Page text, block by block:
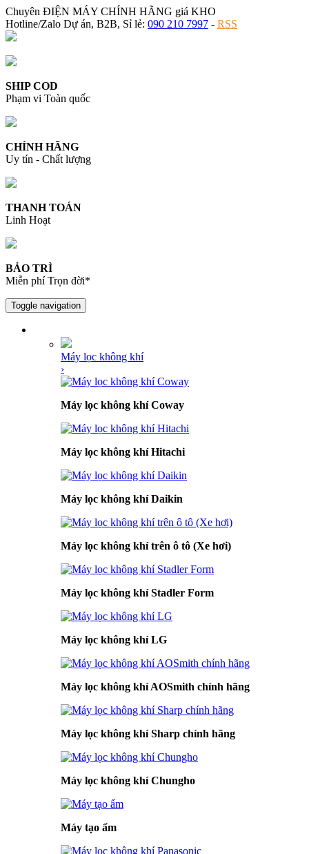
Chuyên ĐIỆN MÁY CHÍNH HÃNG giá KHO
Hotline/Zalo Dự án, B2B, Sỉ lẻ: 090 210 7997 - RSS
SHIP COD
Phạm vi Toàn quốc
CHÍNH HÃNG
Uy tín - Chất lượng
THANH TOÁN
Linh Hoạt
BẢO TRÌ
Miễn phí Trọn đời*
Toggle navigation
Máy lọc không khí
›
Máy lọc không khí Coway
Máy lọc không khí Hitachi
Máy lọc không khí Daikin
Máy lọc không khí trên ô tô (Xe hơi)
Máy lọc không khí Stadler Form
Máy lọc không khí LG
Máy lọc không khí AOSmith chính hãng
Máy lọc không khí Sharp chính hãng
Máy lọc không khí Chungho
Máy tạo ẩm